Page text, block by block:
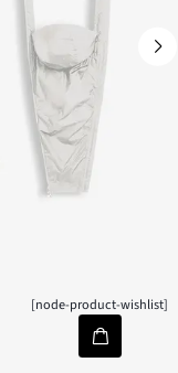
[node-product-wishlist]